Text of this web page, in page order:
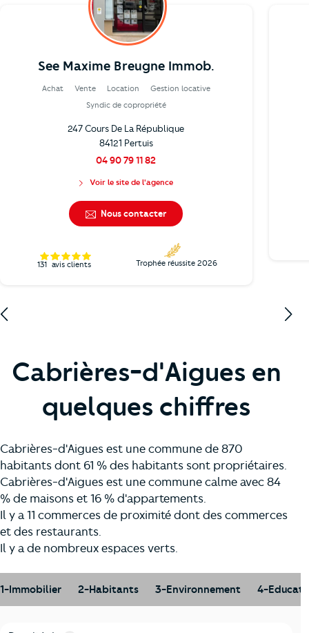
See Maxime Breugne Immob.
Achat Vente Location
Gestion locative
Syndic de copropriété
247 Cours De La République
84121 Pertuis
04 90 79 11 82
Voir le site de l'agence
Nous contacter
131 avis clients Trophée réussite 2026
Cabrières-d'Aigues en
quelques chiffres
Cabrières-d'Aigues est une commune de 870
habitants dont 61 % des habitants sont propriétaires.
Cabrières-d'Aigues est une commune calme avec 84
% de maisons et 16 % d'appartements.
Il y a 11 commerces de proximité dont des commerces
et des restaurants.
Il y a de nombreux espaces verts.
1-Immobilier 2-Habitants 3-Environnement 4-